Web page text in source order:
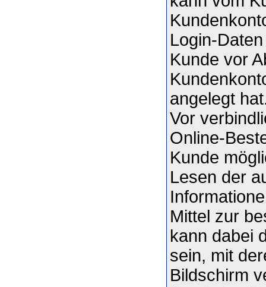
Login-
Kunde vor
angelegt
Vor
Online-
Kunde
Lesen der
Mittel zur
kann dabei
sein, mit
Bildschirm